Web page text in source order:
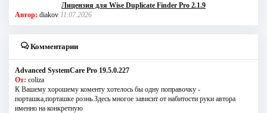
Лицензия для Wise Duplicate Finder Pro 2.1.9
Автор: diakov 11.07.2026
Комментарии
Advanced SystemCare Pro 19.5.0.227
От: coliza
К Вашему хорошему коменту хотелось бы одну поправочку -
порташка,порташке рознь.Здесь многое зависит от набитости руки автора
именно на конкретную